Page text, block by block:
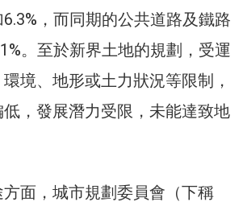
，而同期的公共道路及鐵路
。至於新界土地的規劃，受運
境、地形或土力狀況等限制，
，發展潛力受限，未能達致地
面，城市規劃委員會（下稱